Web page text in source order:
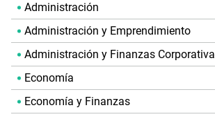
Administración
Administración y Emprendimiento
Administración y Finanzas
Economía
Economía y Finanzas